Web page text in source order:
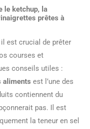
le ketchup, la
prêtes à
est crucial de prêter
courses et
conseils utiles :
aliments est l’une des
contiennent du
pas. Il est
la teneur en sel